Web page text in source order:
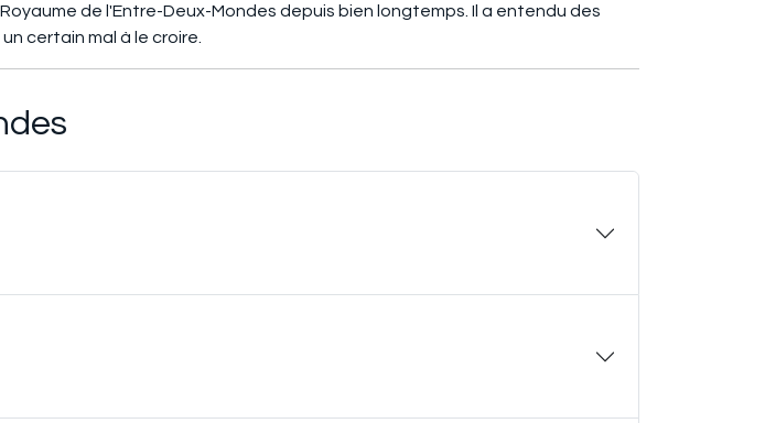
de l'Entre-Deux-Mondes depuis bien longtemps. Il a entendu des
certain mal à le croire.